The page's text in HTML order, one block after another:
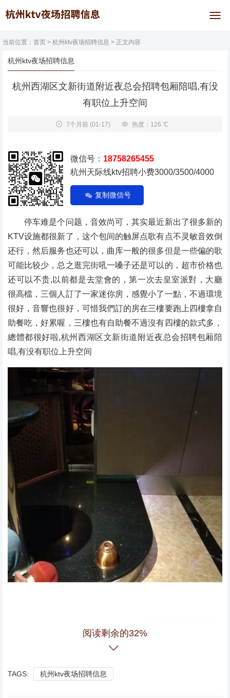
当前位置： 首页 > 杭州ktv夜场招聘信息 > 正文内容
杭州ktv夜场招聘信息
杭州西湖区文新街道附近夜总会招聘包厢陪唱,有没
有职位上升空间
7个月前(01-17) 热度：126 ℃
微信号： 18758265455
杭州天际线ktv招聘小费3000/3500/4000
复制微信号
停车难是个问题，音效尚可，其实最近新出了很多新的
KTV设施都很新了，这个包间的触屏点歌有点不灵敏音效倒
还行，然后服务也还可以，曲库一般的很多但是一些偏的歌
可能比较少，总之逛完街吼一嗓子还是可以的，超市价格也
还可以不贵,以前都是去堂會的，第一次去皇室派對，大廳
很高檔，三個人訂了一家迷你房，感覺小了一點，不過環境
很好，音響也很好，可惜我們訂的房在三樓要跑上四樓拿自
助餐吃，好累喔，三樓也有自助餐不過沒有四樓的款式多，
總體都很好啦,杭州西湖区文新街道附近夜总会招聘包厢陪
唱,有没有职位上升空间
阅读剩余的32%
TAGS: 杭州ktv夜场招聘信息